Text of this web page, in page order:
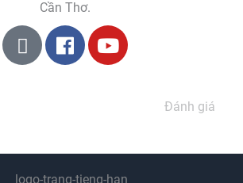
Cần Thơ.
Đánh giá